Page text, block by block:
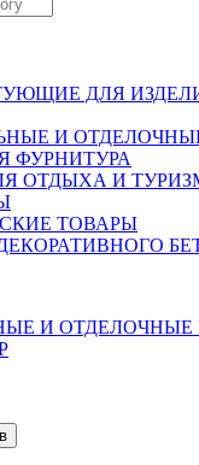
ДЛЯ
И
ФУРНИТУРА
ОТДЫХА И
ТОВАРЫ
И